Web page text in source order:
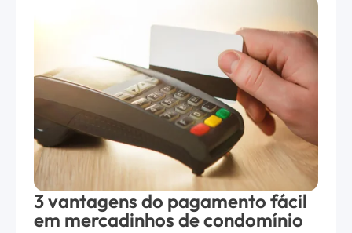
3 vantagens do pagamento fácil
em mercadinhos de condomínio